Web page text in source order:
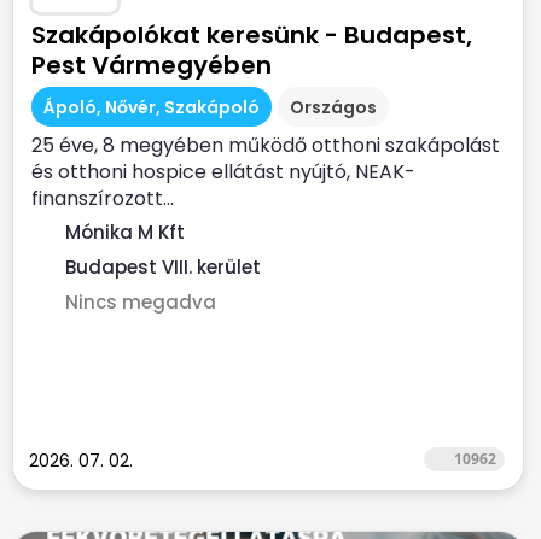
Szakápolókat keresünk - Budapest,
Pest Vármegyében
Ápoló, Nővér, Szakápoló Országos
25 éve, 8 megyében működő otthoni szakápolást
és otthoni hospice ellátást nyújtó, NEAK-
finanszírozott...
Mónika M Kft
Budapest VIII. kerület
Nincs megadva
2026. 07. 02. 10962